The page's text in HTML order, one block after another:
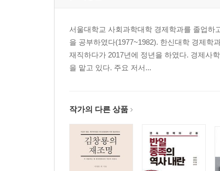
역술인, 지관을 쇠말뚝 전문가로 동원 / 주민 다수
15. 구 총독부 청사의 해체__김용삼
김영삼 대통령의 느닷없는 결정 / 민족정기 회복
그 목적? / 반달리즘식 문화 테러
16. 망국의 암주暗主가 개명군주로 둔갑하다_김용
서울대학교 사회과학대학 경제학과를 졸업하
을 공부하였다(1977~1982). 한신대학 경제학
재직하다가 2017년에 정년을 하였다. 경제사
을 맡고 있다. 주요 저서...
작가의 다른 상품